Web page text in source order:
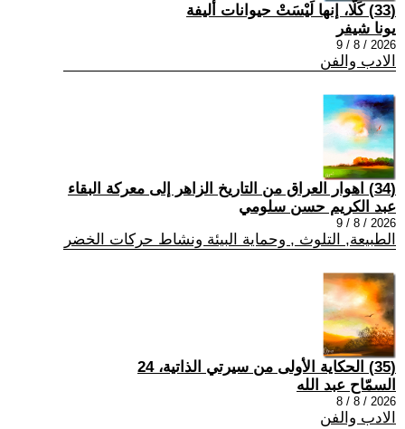
(33) كَلَّا، إنها لَيْسَتْ حيوانات أليفة
يونا شيفر
2026 / 8 / 9
الادب والفن
(34) اهوار العراق من التاريخ الزاهر إلى معركة البقاء
عبد الكريم حسن سلومي
2026 / 8 / 9
الطبيعة, التلوث , وحماية البيئة ونشاط حركات الخضر
(35) الحكاية الأولى من سيرتي الذاتية، 24
السمّاح عبد الله
2026 / 8 / 8
الادب والفن